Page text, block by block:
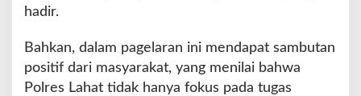
hadir.
Bahkan, dalam pagelaran ini mendapat sambutan
positif dari masyarakat, yang menilai bahwa
Polres Lahat tidak hanya fokus pada tugas